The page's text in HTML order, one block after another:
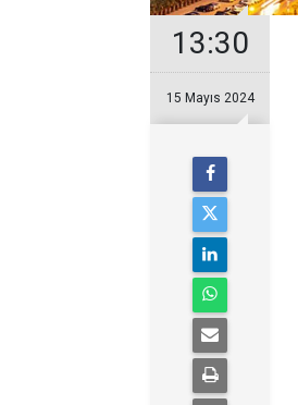
13:30
15 Mayıs 2024